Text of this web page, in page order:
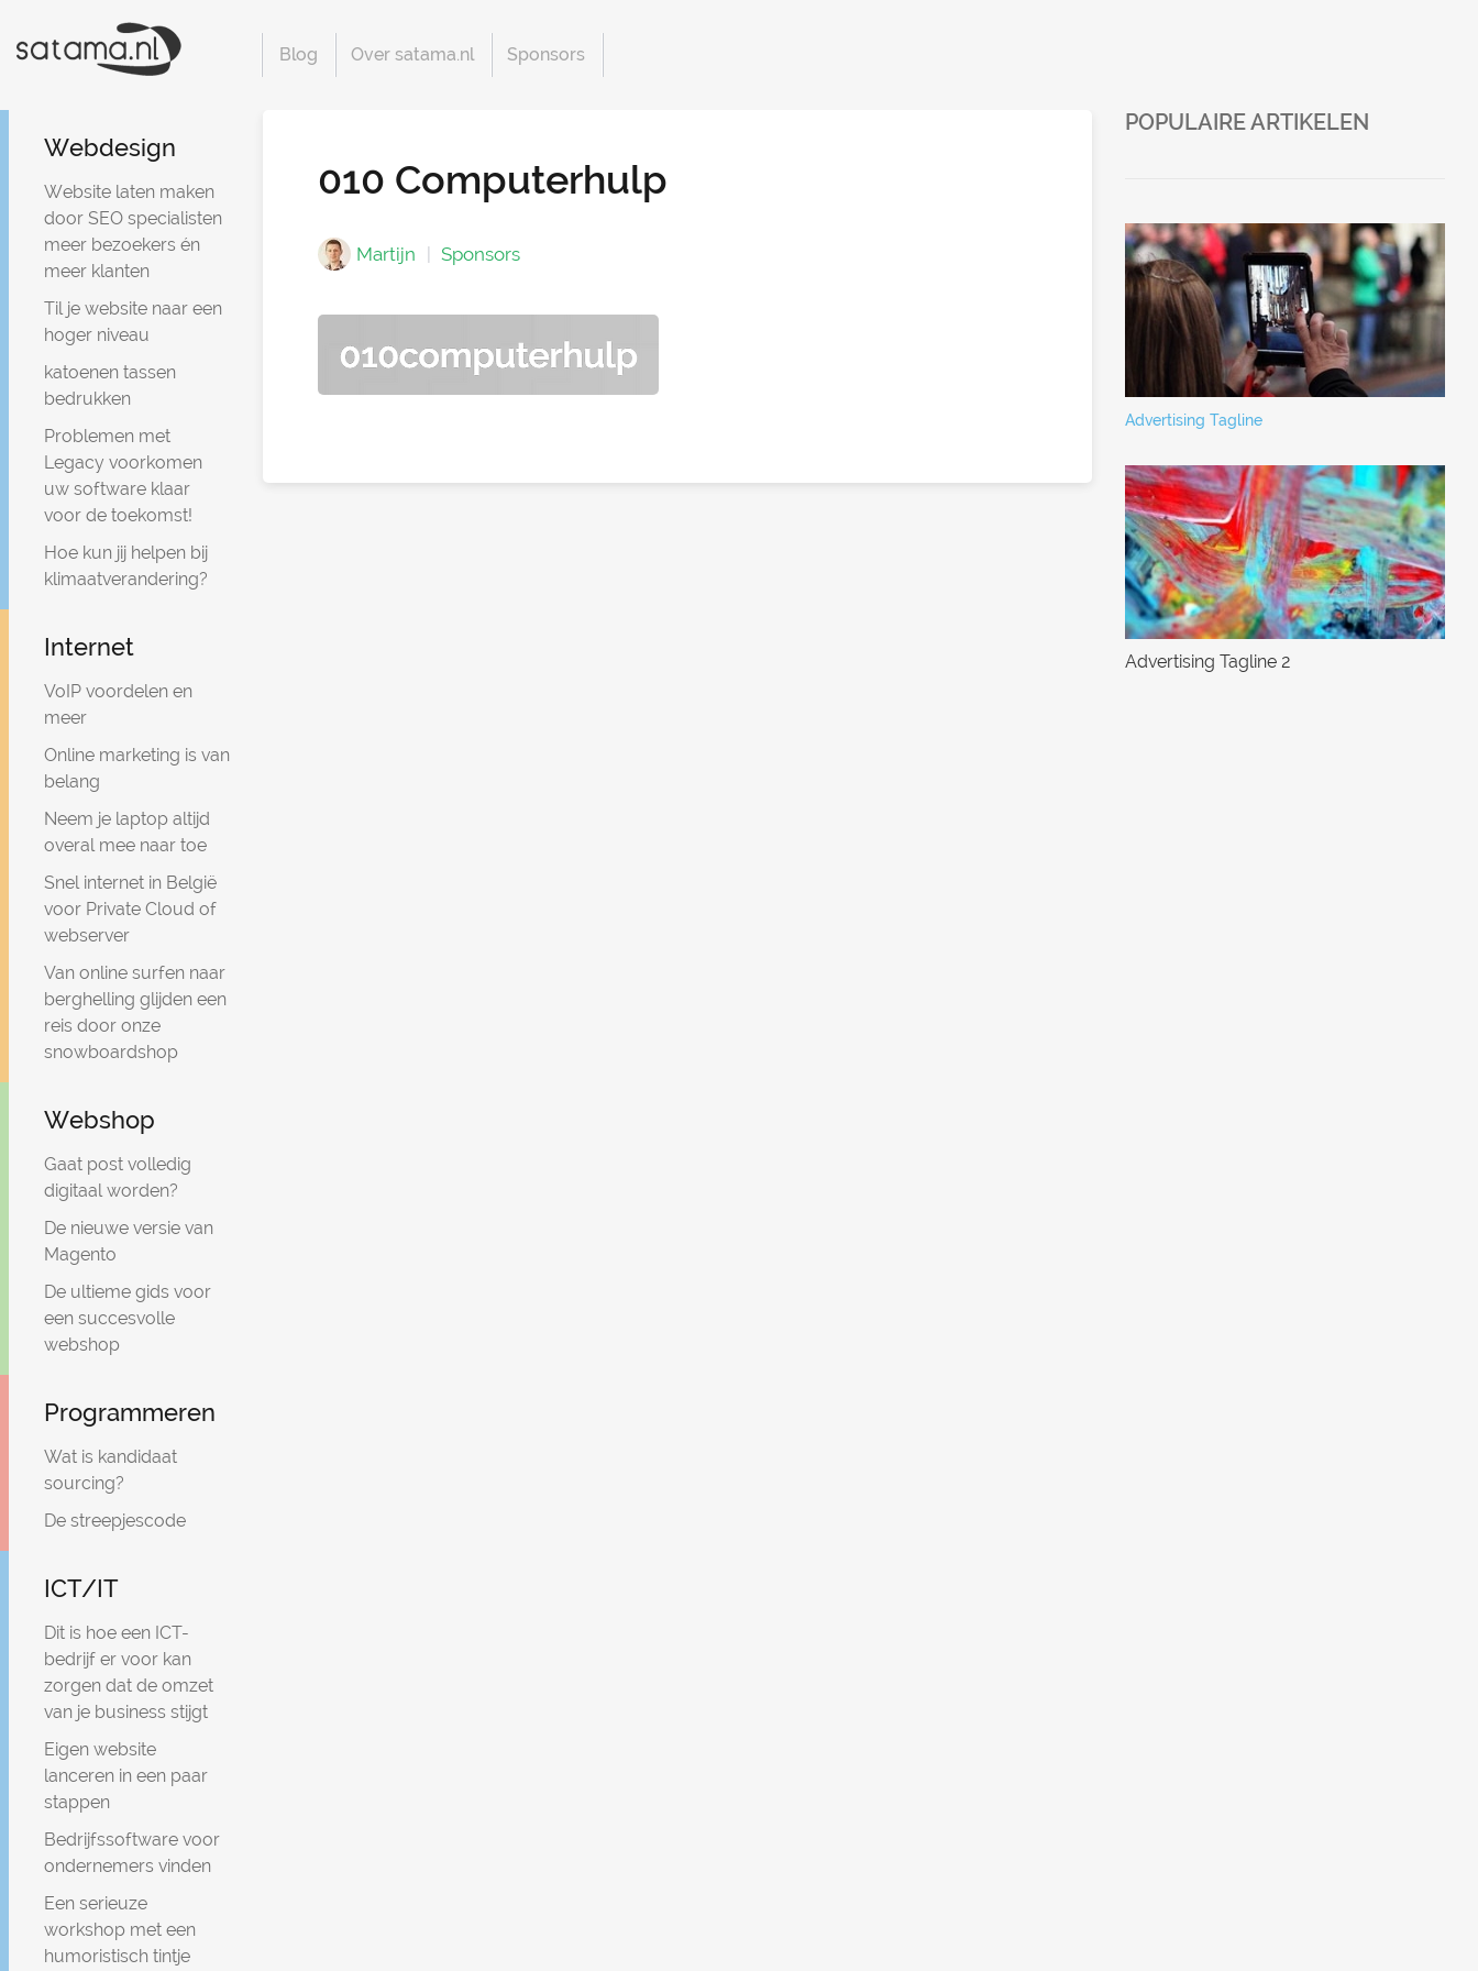
Blog Over satama.nl Sponsors
Webdesign
Website laten maken
door SEO specialisten
meer bezoekers én
meer klanten
Til je website naar een
hoger niveau
katoenen tassen
bedrukken
Problemen met
Legacy voorkomen
uw software klaar
voor de toekomst!
Hoe kun jij helpen bij
klimaatverandering?
Internet
VoIP voordelen en
meer
Online marketing is van
belang
Neem je laptop altijd
overal mee naar toe
Snel internet in België
voor Private Cloud of
webserver
Van online surfen naar
berghelling glijden een
reis door onze
snowboardshop
Webshop
Gaat post volledig
digitaal worden?
De nieuwe versie van
Magento
De ultieme gids voor
een succesvolle
webshop
Programmeren
Wat is kandidaat
sourcing?
De streepjescode
ICT/IT
Dit is hoe een ICT-
bedrijf er voor kan
zorgen dat de omzet
van je business stijgt
Eigen website
lanceren in een paar
stappen
Bedrijfssoftware voor
ondernemers vinden
Een serieuze
workshop met een
humoristisch tintje
010 Computerhulp
Martijn Sponsors
POPULAIRE ARTIKELEN
Advertising Tagline
Advertising Tagline 2